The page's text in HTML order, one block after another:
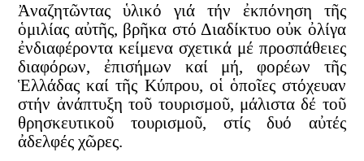
Ἀναζητῶντας ὑλικό γιά τήν ἐκπόνηση τῆς
ὁμιλίας αὐτῆς, βρῆκα στό Διαδίκτυο οὐκ ὀλίγα
ἐνδιαφέροντα κείμενα σχετικά μέ προσπάθειες
διαφόρων, ἐπισήμων καί μή, φορέων τῆς
Ἑλλάδας καί τῆς Κύπρου, οἱ ὁποῖες στόχευαν
στήν ἀνάπτυξη τοῦ τουρισμοῦ, μάλιστα δέ τοῦ
θρησκευτικοῦ τουρισμοῦ, στίς δυό αὐτές
ἀδελφές χῶρες.